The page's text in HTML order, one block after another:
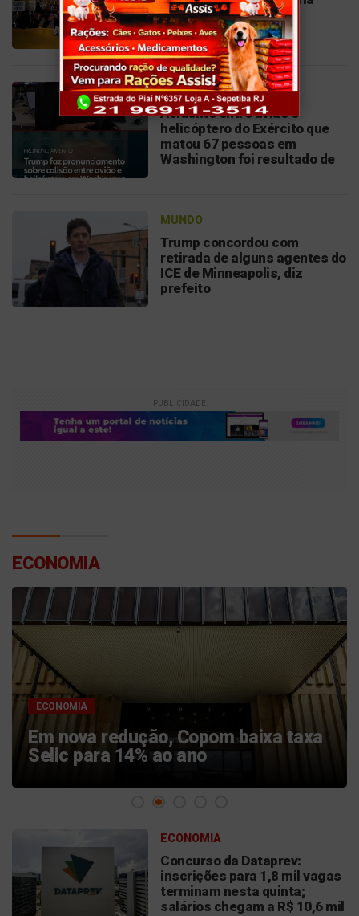
latino-americanos
MUNDO
Acidente entre avião e
helicóptero do Exército que
matou 67 pessoas em
Washington foi resultado de
MUNDO
Trump concordou com
retirada de alguns agentes do
ICE de Minneapolis, diz
prefeito
PUBLICIDADE
ECONOMIA
ECONOMIA
Golpe da antena falsa: criminosos
bloqueiam sinal das operadoras para
tirar dinheiro de vítimas
ECONOMIA
Concurso da Dataprev:
inscrições para 1,8 mil vagas
terminam nesta quinta;
salários chegam a R$ 10,6 mil